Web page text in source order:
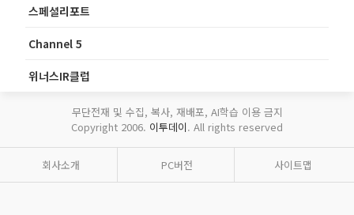
스페셜리포트
Channel 5
위너스IR클럽
무단전재 및 수집, 복사, 재배포, AI학습 이용 금지
Copyright 2006. 이투데이. All rights reserved
회사소개 PC버전 사이트맵